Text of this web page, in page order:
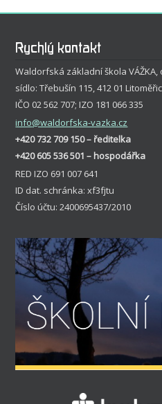
Rychlý kontakt
Waldorfská základní škola VÁŽKA,
sídlo: Třebušín 115, 412 01
IČO 02 562 707; IZO 181 066 335
info@waldorfska-vazka.cz
+420 732 709 150 – ředitelka
+420 605 536 501 – hospodářka
RED IZO 691 007 641
ID dat. schránka: xf3fjtu
Číslo účtu: 2400695437/2010